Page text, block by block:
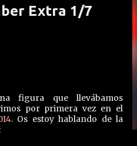
Extra 1/7
figura que llevábamos
por primera vez en el
. Os estoy hablando de la